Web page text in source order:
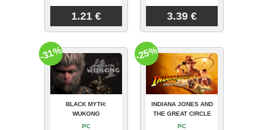
1.21 € 3.39 €
BLACK MYTH:
WUKONG
PC
-31%
INDIANA JONES AND
THE GREAT CIRCLE
PC
-25%